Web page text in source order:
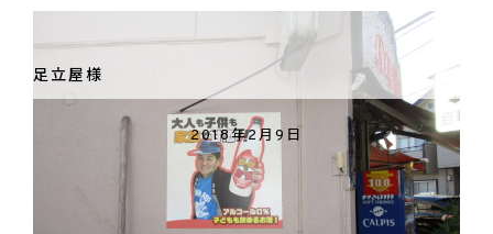
足立屋様
2018年2月9日